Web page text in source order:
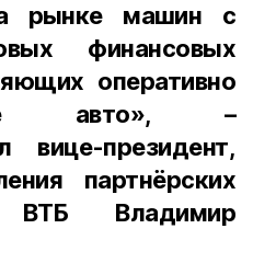
рынке машин с
финансовых
оперативно
авто», –
вице-президент,
партнёрских
Владимир